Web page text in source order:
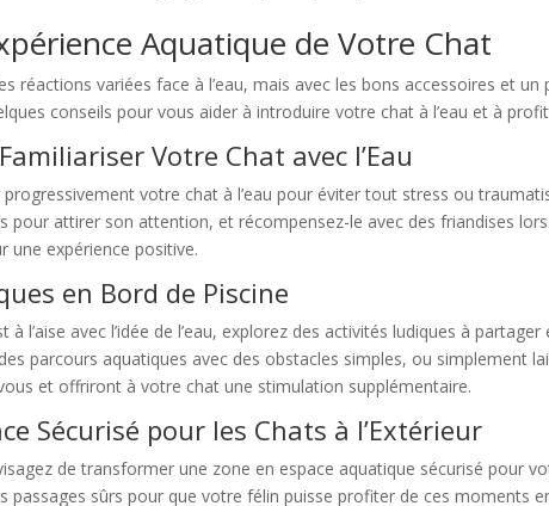
Aquatique de Votre Chat
réactions variées face à l’eau, mais avec les bons accessoires et
conseils pour vous aider à introduire votre chat à l’eau et à
Votre Chat avec l’Eau
progressivement votre chat à l’eau pour éviter tout stress ou
attirer son attention, et récompensez-le avec des friandises
une expérience positive.
en Bord de Piscine
l’aise avec l’idée de l’eau, explorez des activités ludiques à
parcours aquatiques avec des obstacles simples, ou simplement
et offriront à votre chat une stimulation supplémentaire.
Sécurisé pour les Chats à l’Extérieur
de transformer une zone en espace aquatique sécurisé pour
passages sûrs pour que votre félin puisse profiter de ces moments